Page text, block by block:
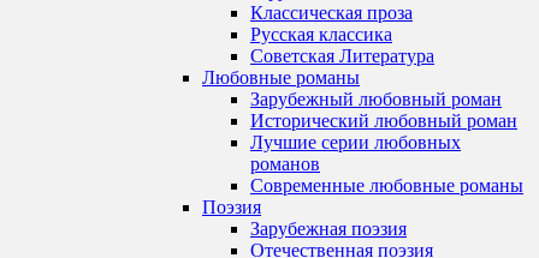
Классическая проза
Русская классика
Советская Литература
Любовные романы
Зарубежный любовный роман
Исторический любовный роман
Лучшие серии любовных
романов
Современные любовные романы
Поэзия
Зарубежная поэзия
Отечественная поэзия